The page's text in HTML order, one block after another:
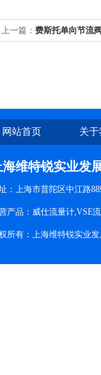
上一篇： 费斯托单向节流
网站首页 关
海维特锐实业发
：上海市普陀区中江路
产品：威仕流量计,VSE
所有：上海维特锐实业